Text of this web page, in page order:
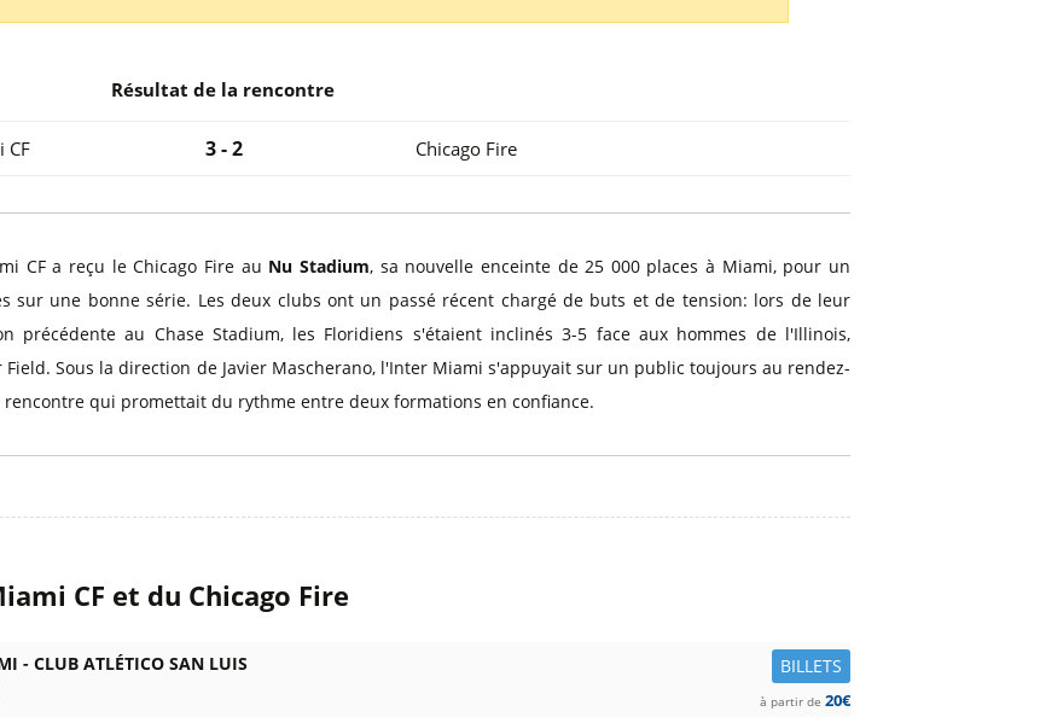
Billets Copa AméricaRésultat de la rencontre
CF 3 - 2 Chicago Fire
CF a reçu le Chicago Fire au Nu Stadium, sa nouvelle enceinte de 25 000 places à Miami, pour un
sur une bonne série. Les deux clubs ont un passé récent chargé de buts et de tension: lors de leur
précédente au Chase Stadium, les Floridiens s'étaient inclinés 3-5 face aux hommes de l'Illinois,
Sous la direction de Javier Mascherano, l'Inter Miami s'appuyait sur un public toujours au rendez-
qui promettait du rythme entre deux formations en confiance.
CF et du Chicago Fire
BILLETS
- CLUB ATLÉTICO SAN LUIS
à partir de 20€